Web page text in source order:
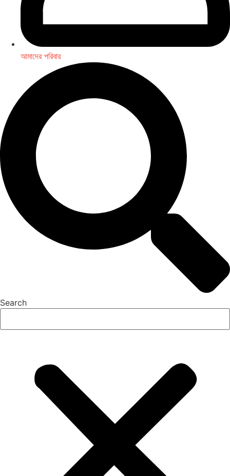
আমাদের পরিবার
Search